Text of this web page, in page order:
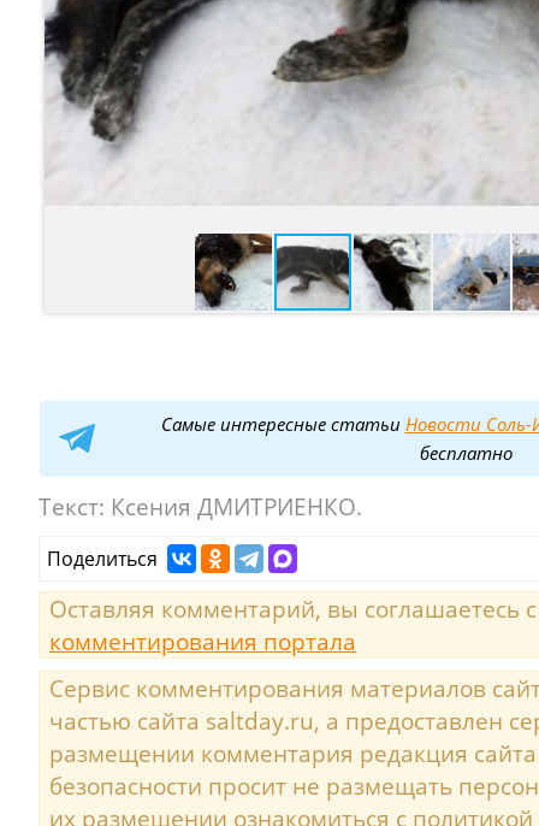
Самые интересные статьи Новости Соль-
бесплатно
Текст: Ксения ДМИТРИЕНКО.
Поделиться
Оставляя комментарий, вы соглашаетесь
комментирования портала
Сервис комментирования материалов
частью сайта saltday.ru, а предоставлен
размещении комментария редакция
безопасности просит не размещать
их размещении ознакомиться с